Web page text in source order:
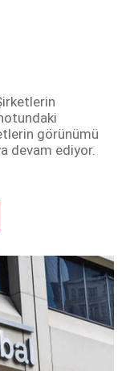
görünümü
devam ediyor.